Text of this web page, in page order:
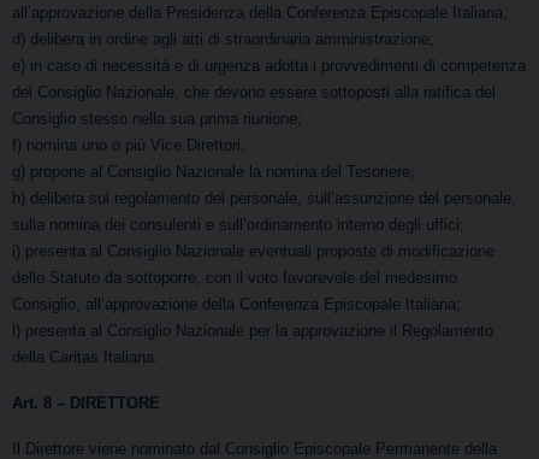
all’approvazione della Presidenza della Conferenza Episcopale Italiana;
d) delibera in ordine agli atti di straordinaria amministrazione;
e) in caso di necessità e di urgenza adotta i provvedimenti di competenza
del Consiglio Nazionale, che devono essere sottoposti alla ratifica del
Consiglio stesso nella sua prima riunione;
f) nomina uno o più Vice Direttori;
g) propone al Consiglio Nazionale la nomina del Tesoriere;
h) delibera sul regolamento del personale, sull’assunzione del personale,
sulla nomina dei consulenti e sull’ordinamento interno degli uffici;
i) presenta al Consiglio Nazionale eventuali proposte di modificazione
dello Statuto da sottoporre, con il voto favorevole del medesimo
Consiglio, all’approvazione della Conferenza Episcopale Italiana;
l) presenta al Consiglio Nazionale per la approvazione il Regolamento
della Caritas Italiana.
Art. 8 – DIRETTORE
Il Direttore viene nominato dal Consiglio Episcopale Permanente della